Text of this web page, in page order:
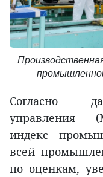
Согласно
управления
индекс
всей
по оценкам,